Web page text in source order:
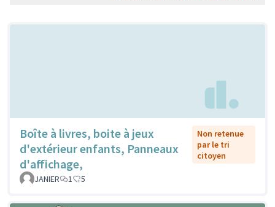
Boîte à livres, boite à jeux
d'extérieur enfants, Panneaux
d'affichage,
Non retenue
par le tri
citoyen
JANIER 1 5